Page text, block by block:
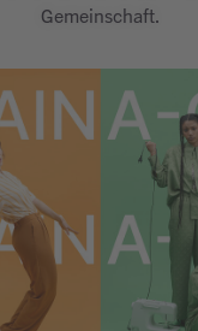
Gemeinschaft.